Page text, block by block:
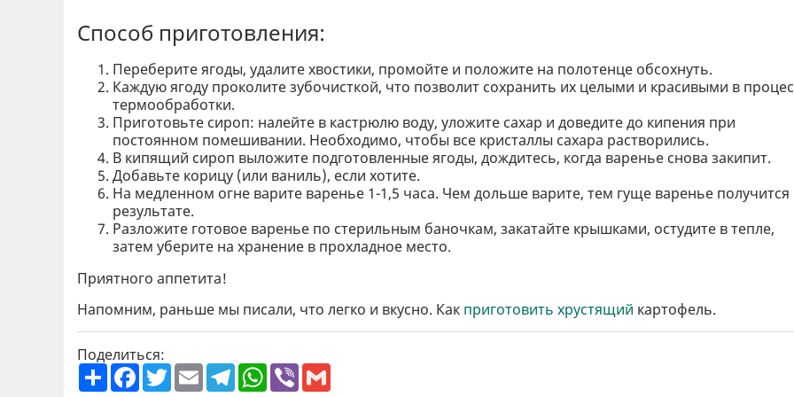
Способ приготовления:
Переберите ягоды, удалите хвостики, промойте и положите на полотенце обсохнуть.
Каждую ягоду проколите зубочисткой, что позволит сохранить их целыми и красивыми в
термообработки.
Приготовьте сироп: налейте в кастрюлю воду, уложите сахар и доведите до кипения при
постоянном помешивании. Необходимо, чтобы все кристаллы сахара растворились.
В кипящий сироп выложите подготовленные ягоды, дождитесь, когда варенье снова закипит.
Добавьте корицу (или ваниль), если хотите.
На медленном огне варите варенье 1-1,5 часа. Чем дольше варите, тем гуще варенье получится
результате.
Разложите готовое варенье по стерильным баночкам, закатайте крышками, остудите в тепле,
затем уберите на хранение в прохладное место.
Приятного аппетита!
Напомним, раньше мы писали, что легко и вкусно. Как приготовить хрустящий картофель.
Поделиться:
П
о
F
a
T
w
E
m
T
e
W
h
V